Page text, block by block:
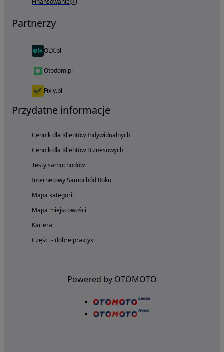
Finansowanie
Partnerzy
OLX.pl
Otodom.pl
Fixly.pl
Przydatne informacje
Cennik dla Klientów Indywidualnych
Cennik dla Klientów Biznesowych
Testy samochodów
Internetowy Samochód Roku
Mapa kategorii
Mapa miejscowości
Kariera
Części - dobre praktyki
Powered by OTOMOTO